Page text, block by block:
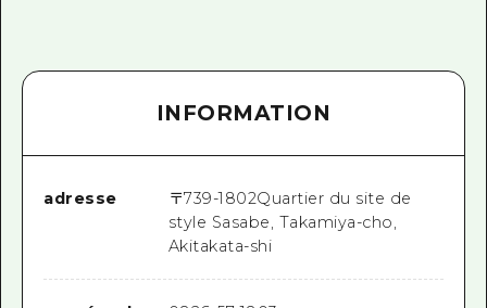
INFORMATION
adresse 〒739-1802Quartier du site de
style Sasabe, Takamiya-cho,
Akitakata-shi